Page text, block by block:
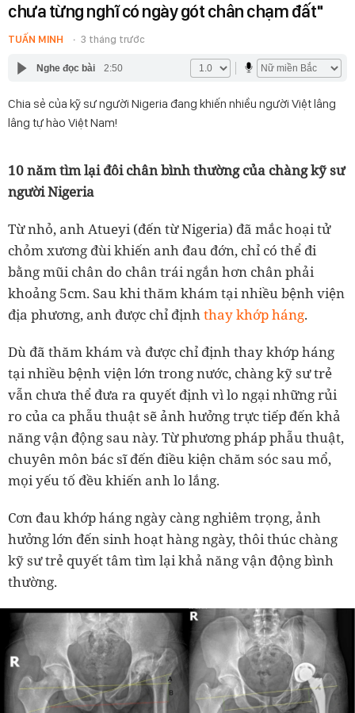
chưa từng nghĩ có ngày gót chân chạm đất"
TUẤN MINH 3 tháng trước
Nghe đọc bài 2:50
Chia sẻ của kỹ sư người Nigeria đang khiến nhiều người Việt lâng
lâng tự hào Việt Nam!
10 năm tìm lại đôi chân bình thường của chàng kỹ sư
người Nigeria
Từ nhỏ, anh Atueyi (đến từ Nigeria) đã mắc hoại tử
chỏm xương đùi khiến anh đau đớn, chỉ có thể đi
bằng mũi chân do chân trái ngắn hơn chân phải
khoảng 5cm. Sau khi thăm khám tại nhiều bệnh viện
địa phương, anh được chỉ địnhthay khớp háng.
Dù đã thăm khám và được chỉ định thay khớp háng
tại nhiều bệnh viện lớn trong nước, chàng kỹ sư trẻ
vẫn chưa thể đưa ra quyết định vì lo ngại những rủi
ro của ca phẫu thuật sẽ ảnh hưởng trực tiếp đến khả
năng vận động sau này. Từ phương pháp phẫu thuật,
chuyên môn bác sĩ đến điều kiện chăm sóc sau mổ,
mọi yếu tố đều khiến anh lo lắng.
Cơn đau khớp háng ngày càng nghiêm trọng, ảnh
hưởng lớn đến sinh hoạt hàng ngày, thôi thúc chàng
kỹ sư trẻ quyết tâm tìm lại khả năng vận động bình
thường.